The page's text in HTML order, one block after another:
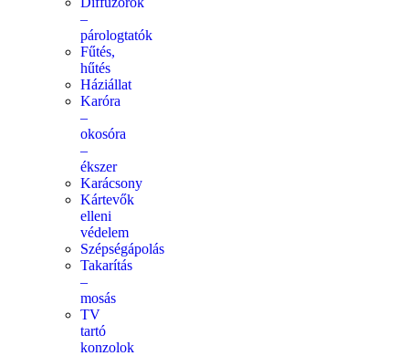
–
párologtatók
Fűtés,
hűtés
Háziállat
Karóra
–
okosóra
–
ékszer
Karácsony
Kártevők
elleni
védelem
Szépségápolás
Takarítás
–
mosás
TV
tartó
konzolok